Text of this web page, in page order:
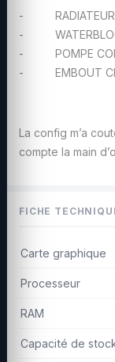
- RADIATEUR
-
- POMPE
- EMBOUT
La config m’a
compte la main
FICHE
Carte graphique
Processeur
RAM
Capacité de